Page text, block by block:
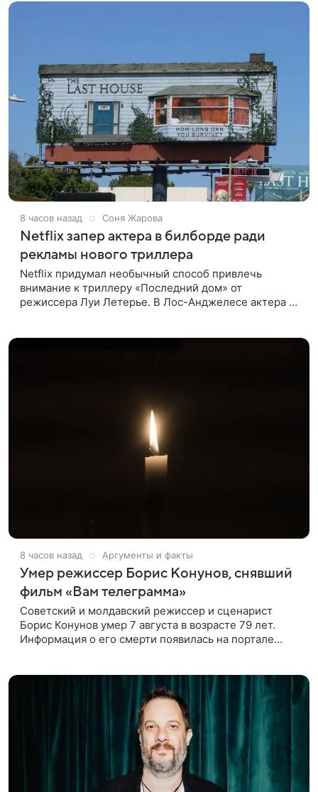
8 часов назад Соня Жарова
Netflix запер актера в билборде ради
рекламы нового триллера
Netflix придумал необычный способ привлечь
внимание к триллеру «Последний дом» от
режиссера Луи Летерье. В Лос-Анджелесе актера на
8 часов назад Аргументы и факты
Умер режиссер Борис Конунов, снявший
фильм «Вам телеграмма»
Советский и молдавский режиссер и сценарист
Борис Конунов умер 7 августа в возрасте 79 лет.
Информация о его смерти появилась на портале